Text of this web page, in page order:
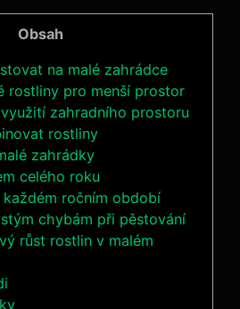
Obsah
na malé zahrádce
rostliny pro menší prostor
zahradního prostoru
rostliny
zahrádky
celého roku
ročním období
chybám při pěstování
růst rostlin v malém